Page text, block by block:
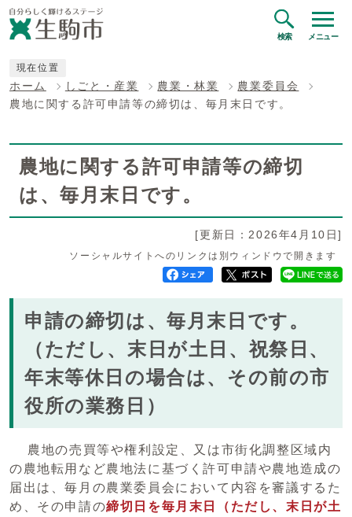
検索 メニュー
現在位置
ホーム しごと・産業 農業・林業
農業委員会
農地に関する許可申請等の締切は、毎月末日です。
農地に関する許可申請等の締切
は、毎月末日です。
[更新日：2026年4月10日]
ソーシャルサイトへのリンクは別ウィンドウで開きます
申請の締切は、毎月末日です。
（ただし、末日が土日、祝祭日、
年末等休日の場合は、その前の市
役所の業務日）
農地の売買等や権利設定、又は市街化調整区域内
の農地転用など農地法に基づく許可申請や農地造成の
届出は、毎月の農業委員会において内容を審議するた
め、その申請の締切日を毎月末日（ただし、末日が土